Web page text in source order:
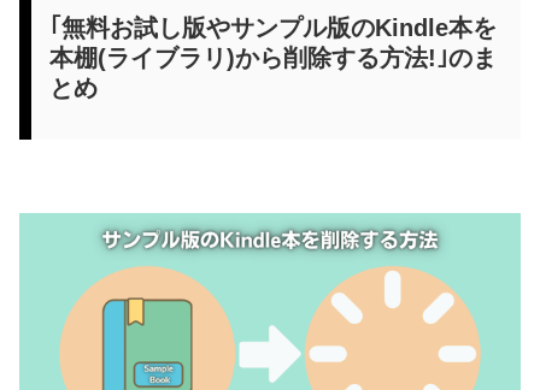
｢無料お試し版やサンプル版のKindle本を
本棚(ライブラリ)から削除する方法!｣のま
とめ